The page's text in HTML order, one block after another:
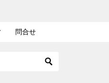
問合せ